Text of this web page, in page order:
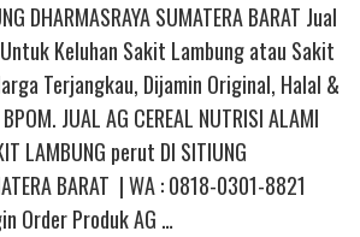
DHARMASRAYA SUMATERA BARAT Jual
Keluhan Sakit Lambung atau Sakit
Terjangkau, Dijamin Original, Halal &
JUAL AG CEREAL NUTRISI ALAMI
LAMBUNG perut DI SITIUNG
BARAT | WA : 0818-0301-8821
Order Produk AG …